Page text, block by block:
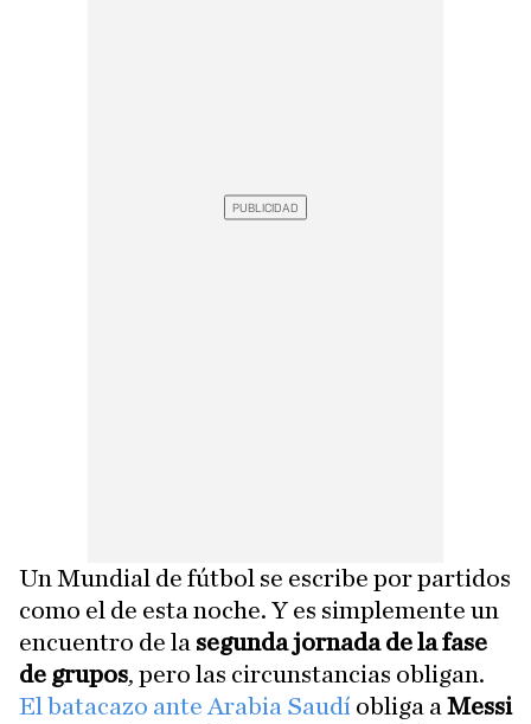
Un Mundial de fútbol se escribe por partidos
como el de esta noche. Y es simplemente un
encuentro de la segunda jornada de la fase
de grupos, pero las circunstancias obligan.
El batacazo ante Arabia Saudí obliga a Messi